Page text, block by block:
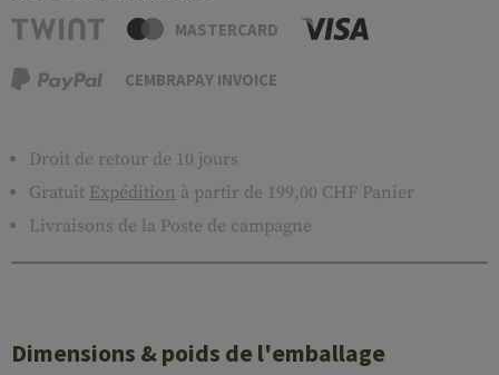
MASTERCARD
CEMBRAPAY INVOICE
Droit de retour de 10 jours
Gratuit Expédition à partir de 199,00 CHF Panier
Livraisons de la Poste de campagne
Dimensions & poids de l'emballage